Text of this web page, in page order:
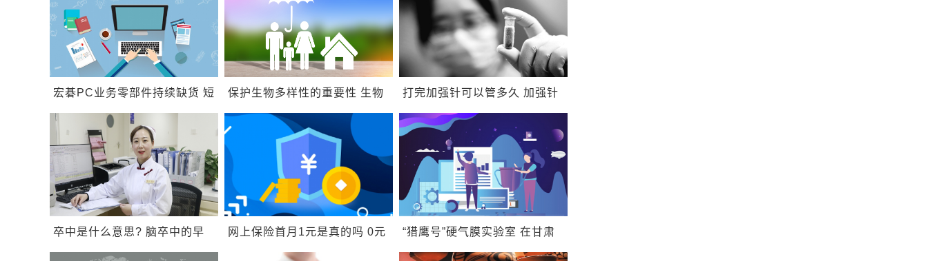
宏碁PC业务零部件持续缺货 短
期内不会改善
保护生物多样性的重要性 生物
多样性就是生物品种多吗？
打完加强针可以管多久 加强针
能维持多久
卒中是什么意思? 脑卒中的早
期症状有哪些
网上保险首月1元是真的吗 0元
领保险是真的吗
“猎鹰号”硬气膜实验室 在甘肃
省兰州市正式投入使用